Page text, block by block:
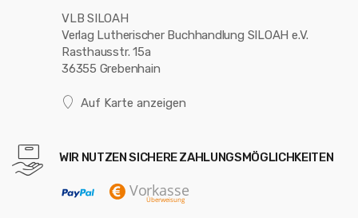
VLB SILOAH
Verlag Lutherischer Buchhandlung SILOAH e.V.
Rasthausstr. 15a
36355 Grebenhain
Auf Karte anzeigen
WIR NUTZEN SICHERE ZAHLUNGSMÖGLICHKEITEN